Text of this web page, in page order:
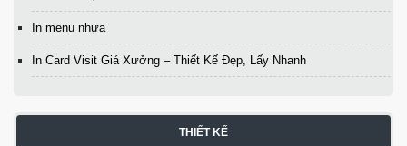
In menu nhựa
In Card Visit Giá Xưởng – Thiết Kế Đẹp, Lấy Nhanh
THIẾT KẾ